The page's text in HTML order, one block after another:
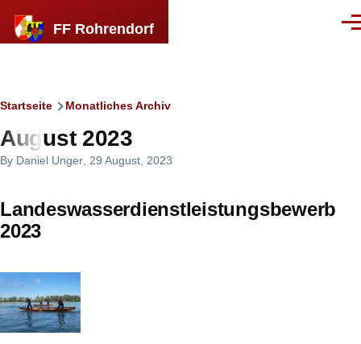
FF Rohrendorf
Breadcrumb
Startseite Monatliches Archiv
August 2023
By Daniel Unger , 29 August, 2023
Landeswasserdienstleistungsbewerb
2023